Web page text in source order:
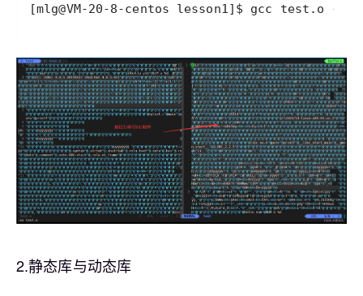
[mlg@VM-20-8-centos lesson1]$ gcc test.o -o
2.静态库与动态库